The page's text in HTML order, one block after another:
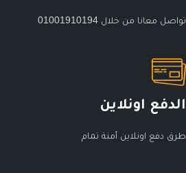
تواصل معانا من خلال 01001910194
الدفع اونلاين
طرق دفع اونلاين أمنة تمام